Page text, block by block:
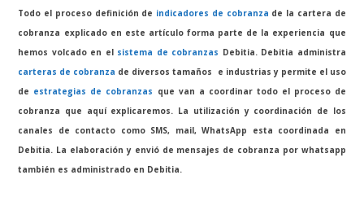
Todo el proceso definición de indicadores de cobranza de la cartera de
cobranza explicado en este artículo forma parte de la experiencia que
hemos volcado en el sistema de cobranzas Debitia. Debitia administra
carteras de cobranza de diversos tamaños e industrias y permite el uso
de estrategias de cobranzas que van a coordinar todo el proceso de
cobranza que aquí explicaremos. La utilización y coordinación de los
canales de contacto como SMS, mail, WhatsApp esta coordinada en
Debitia. La elaboración y envió de mensajes de cobranza por whatsapp
también es administrado en Debitia.